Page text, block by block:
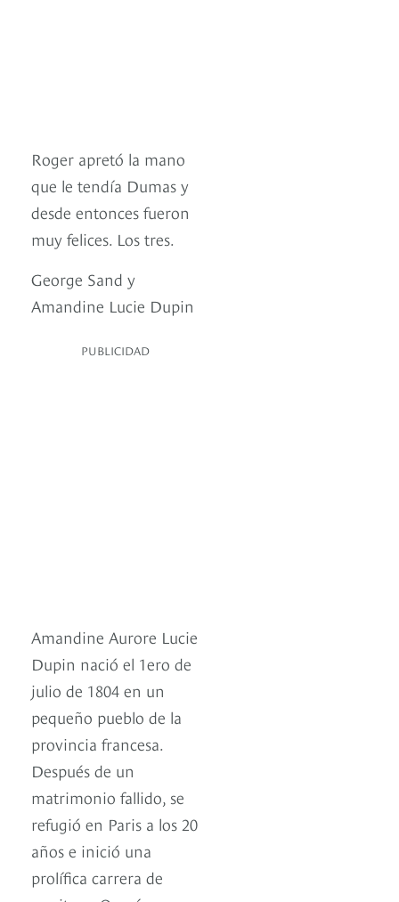
Roger apretó la mano
que le tendía Dumas y
desde entonces fueron
muy felices. Los tres.
George Sand y
Amandine Lucie Dupin
PUBLICIDAD
Amandine Aurore Lucie
Dupin nació el 1ero de
julio de 1804 en un
pequeño pueblo de la
provincia francesa.
Después de un
matrimonio fallido, se
refugió en Paris a los 20
años e inició una
prolífica carrera de